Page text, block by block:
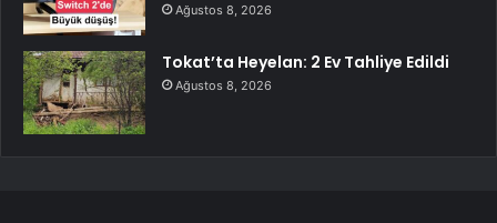
Ağustos 8, 2026
Tokat’ta Heyelan: 2 Ev Tahliye Edildi
Ağustos 8, 2026